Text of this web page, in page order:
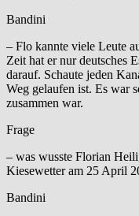
Bandini
– Flo kannte viele Leute
Zeit hat er nur deutsches
darauf. Schaute jeden
Weg gelaufen ist. Es war
zusammen war.
Frage
– was wusste Florian
Kiesewetter am 25 April
Bandini